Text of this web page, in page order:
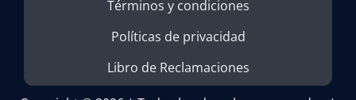
Términos y condiciones
Políticas de privacidad
Libro de Reclamaciones